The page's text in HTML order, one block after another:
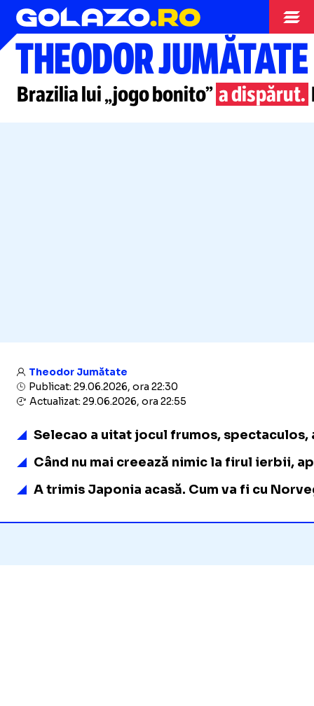
Opinii
THEODOR JUMĂTATE
Brazilia lui „jogo bonito” a dispărut.
Theodor Jumătate
Publicat: 29.06.2026, ora 22:30
Actualizat: 29.06.2026, ora 22:55
Selecao a uitat jocul frumos,
Când nu mai creează nimic la firul ierbii,
A trimis Japonia acasă. Cum va fi cu